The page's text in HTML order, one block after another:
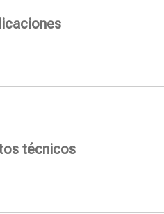
técnicos